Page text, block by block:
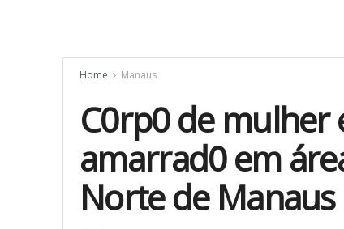
Home Manaus
C0rp0 de mulher
amarrad0 em
Norte de Manaus